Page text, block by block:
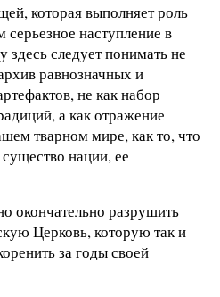
которая выполняет роль
наступление в
здесь следует понимать не
равнозначных и
не как набор
а как отражение
тварном мире, как то, что
нации, ее
окончательно разрушить
Церковь, которую так и
за годы своей